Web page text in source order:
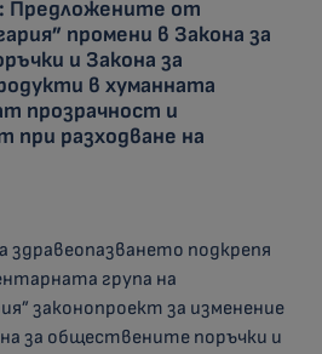
Предложените от
промени в Закона за
и Закона за
в хуманната
прозрачност и
при разходване на
подкрепя
група на
законопроект за изменение
за обществените поръчки и